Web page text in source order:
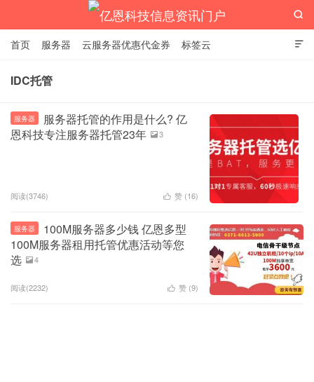
亿恩科技信息资讯门户

首页 服务器 云服务器优惠代金券 标签云

IDC托管
服务器
服务器托管的作用是什么? 亿
恩科技专注服务器托管23年
3
阅读(3746)  赞 (16)
服务器
100M服务器多少钱 亿恩多型
100M服务器租用托管优惠活动等您
选
4
阅读(2232)  赞 (9)